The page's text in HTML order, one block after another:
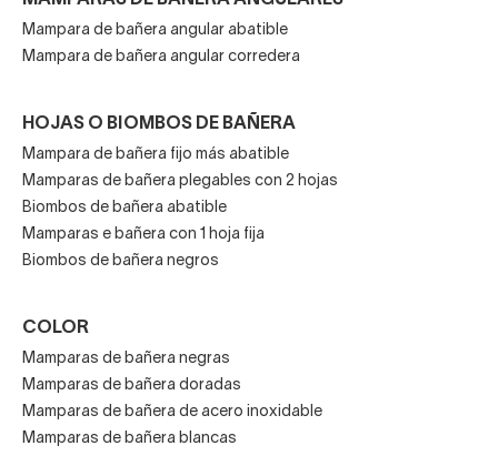
Mampara de bañera angular abatible
Mampara de bañera angular corredera
HOJAS O BIOMBOS DE BAÑERA
Mampara de bañera fijo más abatible
Mamparas de bañera plegables con 2 hojas
Biombos de bañera abatible
Mamparas e bañera con 1 hoja fija
Biombos de bañera negros
COLOR
Mamparas de bañera negras
Mamparas de bañera doradas
Mamparas de bañera de acero inoxidable
Mamparas de bañera blancas